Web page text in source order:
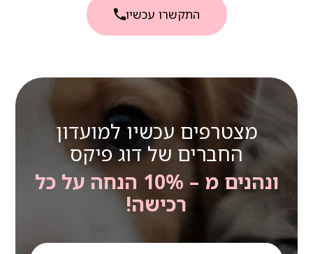
התקשרו עכשיו
מצטרפים עכשיו למועדון
החברים של דוג פיקס
ונהנים מ – 10% הנחה על כל
רכישה!
שם